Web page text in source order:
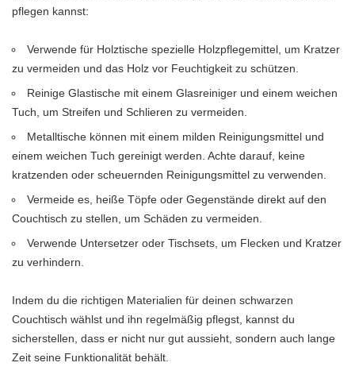
pflegen kannst:
Verwende für Holztische spezielle Holzpflegemittel, um Kratzer
zu vermeiden und das Holz vor Feuchtigkeit zu schützen.
Reinige Glastische mit einem Glasreiniger und einem weichen
Tuch, um Streifen und Schlieren zu vermeiden.
Metalltische können mit einem milden Reinigungsmittel und
einem weichen Tuch gereinigt werden. Achte darauf, keine
kratzenden oder scheuernden Reinigungsmittel zu verwenden.
Vermeide es, heiße Töpfe oder Gegenstände direkt auf den
Couchtisch zu stellen, um Schäden zu vermeiden.
Verwende Untersetzer oder Tischsets, um Flecken und Kratzer
zu verhindern.
Indem du die richtigen Materialien für deinen schwarzen
Couchtisch wählst und ihn regelmäßig pflegst, kannst du
sicherstellen, dass er nicht nur gut aussieht, sondern auch lange
Zeit seine Funktionalität behält.